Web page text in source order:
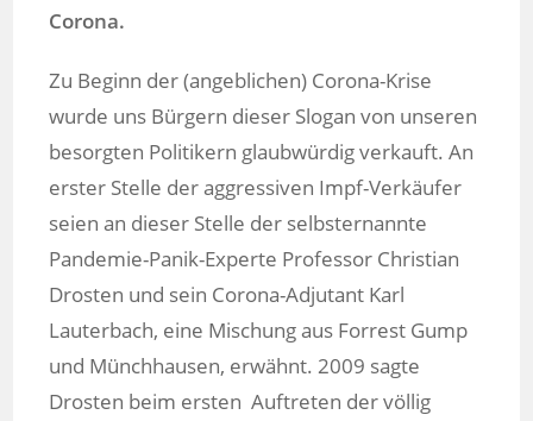
Corona.
Zu Beginn der (angeblichen) Corona-Krise
wurde uns Bürgern dieser Slogan von unseren
besorgten Politikern glaubwürdig verkauft. An
erster Stelle der aggressiven Impf-Verkäufer
seien an dieser Stelle der selbsternannte
Pandemie-Panik-Experte Professor Christian
Drosten und sein Corona-Adjutant Karl
Lauterbach, eine Mischung aus Forrest Gump
und Münchhausen, erwähnt. 2009 sagte
Drosten beim ersten Auftreten der völlig